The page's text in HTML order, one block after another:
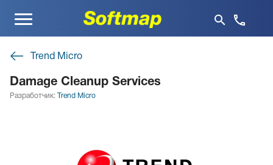
Меню
Trend Micro
Damage Cleanup Services
Разработчик: Trend Micro